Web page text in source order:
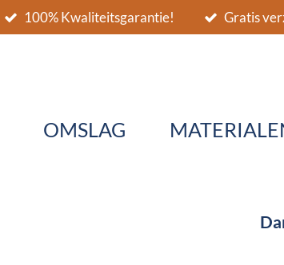
100% Kwaliteitsgarantie! Gratis
OMSLAG